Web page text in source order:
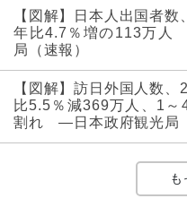
【図解】日本人出国者
年比4.7％増の113万
局（速報）
【図解】訪日外国人数
比5.5％減369万人、1～
割れ ―日本政府観光局
も